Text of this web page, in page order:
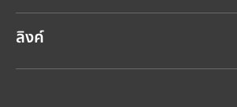
ข่าวประชาสัมพันธ์ล่าสุด
รายงานประจำปี
ลิงค์